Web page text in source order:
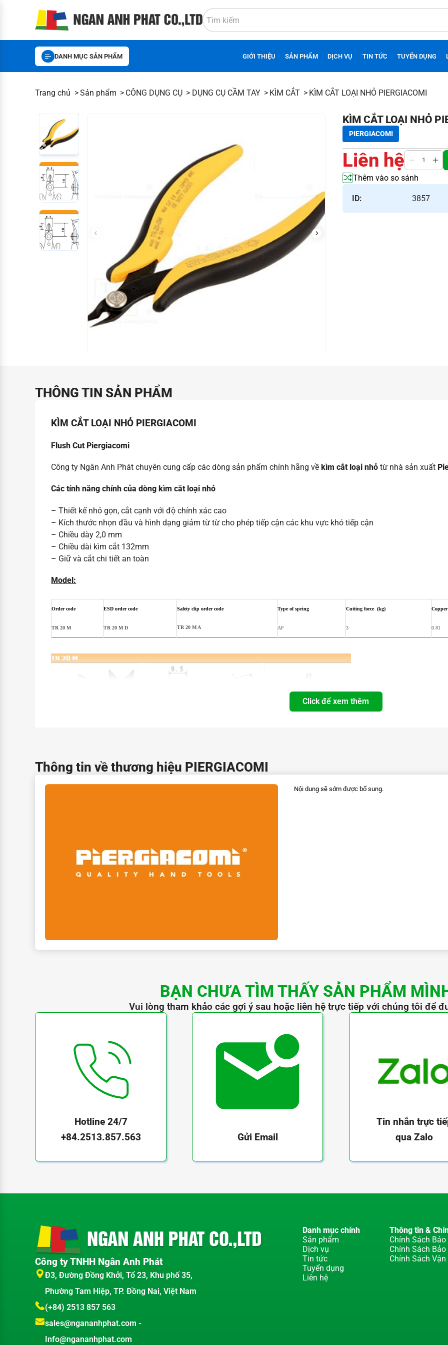
DANH MỤC SẢN PHẨM GIỚI THIỆU SẢN PHẨM DỊCH VỤ TIN TỨC TUYỂN DỤNG
Trang chủ Sản phẩm CÔNG DỤNG CỤ DỤNG CỤ CẦM TAY KÌM CẮT KÌM CẮT LOẠI NHỎ PIERGIACOMI
KÌM CẮT LOẠI NHỎ
PIERGIACOMI
Liên hệ
Thêm vào so sánh
ID: 3857
THÔNG TIN SẢN PHẨM
KÌM CẮT LOẠI NHỎ PIERGIACOMI
Flush Cut Piergiacomi
Công ty Ngân Anh Phát chuyên cung cấp các dòng sản phẩm chính hãng về kìm cắt loại nhỏ từ nhà sản xuất
Các tính năng chính của dòng kìm cắt loại nhỏ
– Thiết kế nhỏ gọn, cắt cạnh với độ chính xác cao
– Kích thước nhọn đầu và hình dạng giảm từ từ cho phép tiếp cận các khu vực khó tiếp cận
– Chiều dày 2,0 mm
– Chiều dài kìm cắt 132mm
– Giữ và cắt chi tiết an toàn
Model:
Order code ESD order code Safety clip order code Type of spring Cutting force (kg)
TR 20 M TR 20 M D TR 20 M A AF 3 0.81
Click để xem thêm
Thông tin về thương hiệu PIERGIACOMI
Nội dung sẽ sớm được bổ sung.
BẠN CHƯA TÌM THẤY SẢN PHẨM
Vui lòng tham khảo các gợi ý sau hoặc liên hệ trực tiếp với chúng tôi để
Hotline 24/7
+84.2513.857.563
Gửi Email
Tin nhắn trực
qua Zalo
Công ty TNHH Ngân Anh Phát
Đ3, Đường Đồng Khởi, Tổ 23, Khu phố 35,
Phường Tam Hiệp, TP. Đồng Nai, Việt Nam
(+84) 2513 857 563
sales@ngananhphat.com -
Info@ngananhphat.com
Danh mục chính
Sản phẩm
Dịch vụ
Tin tức
Tuyển dụng
Liên hệ
Thông tin &
Chính Sách
Chính Sách
Chính Sách Vận